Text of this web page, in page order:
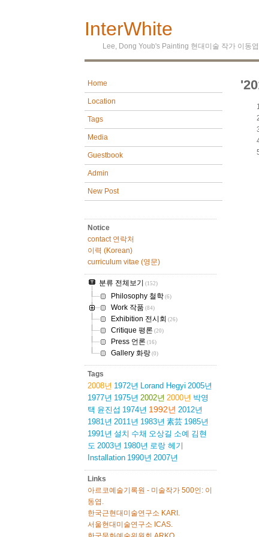
InterWhite
Lee, Dong Youb's Painting 현대미술 작가 이동
Home
Location
Tags
Media
Guestbook
Admin
New Post
Notice
contact 연락처
이력 (Korean)
curriculum vitae (영문)
분류 전체보기 (152)
Philosophy 철학(6)
Work 작품 (84)
Exhibition 전시회 (26)
Critique 평론 (20)
Press 언론 (16)
Gallery 화랑(0)
Tags
2008년 1972년 Lorand Hegyi 2005년
1977년 1975년 2002년 2000년 박영
택 윤진섭 1974년 1992년 2012년
1981년 2011년 1983년 素芸 1985년
1991년 설치 수채 오상길 소예 김현
도 2003년 1980년 로랑 헤기
Installation 1990년 2007년
Links
아르코예술기록원 - 미술작가 500인: 이
동엽.
한국근현대미술연구소 KARI.
서울현대미술연구소 ICAS.